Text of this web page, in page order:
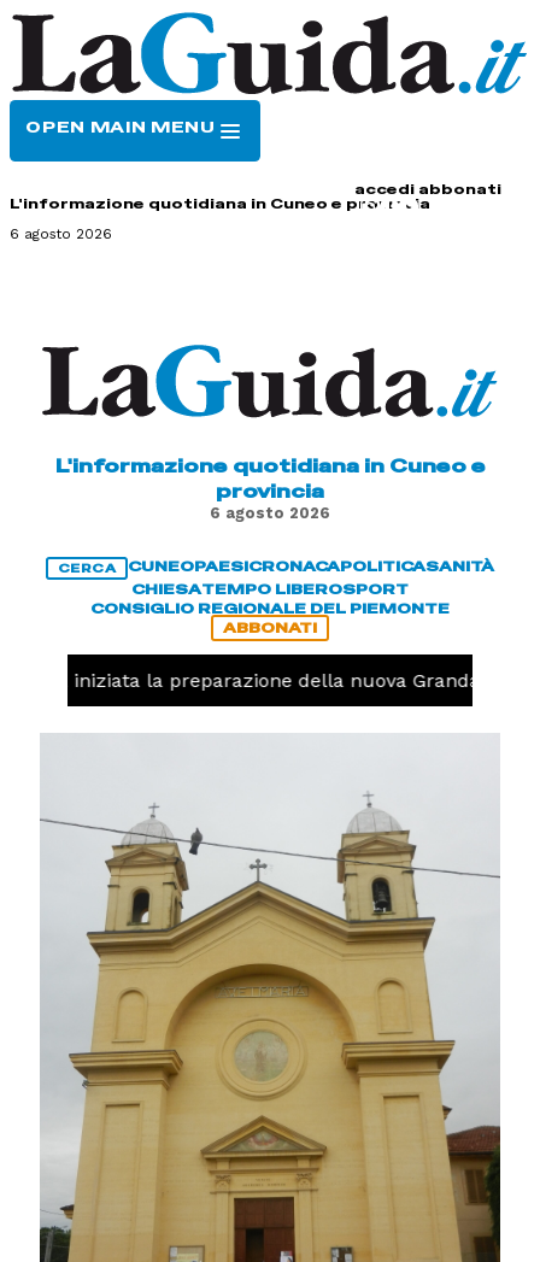
OPEN MAIN MENU
accedi abbonati
L'informazione quotidiana in Cuneo e provincia
6 agosto 2026
L'informazione quotidiana in Cuneo e
provincia
6 agosto 2026
CERCA CUNEOPAESICRONACAPOLITICASANITÀ
CHIESATEMPO LIBEROSPORT
CONSIGLIO REGIONALE DEL PIEMONTE
ABBONATI
iniziata la preparazione della nuova Granda Volley